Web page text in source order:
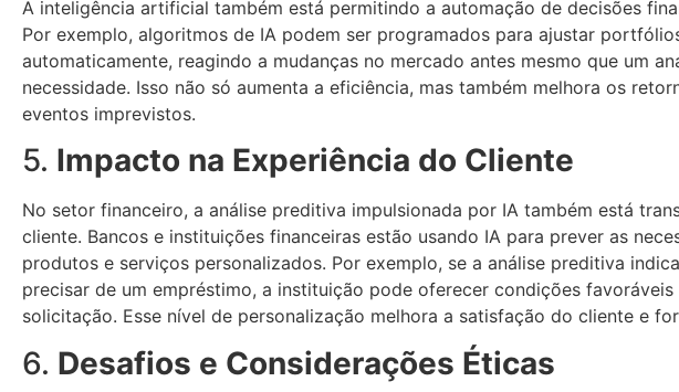
A inteligência artificial também está permitindo a automação de decisões
Por exemplo, algoritmos de IA podem ser programados para ajustar
automaticamente, reagindo a mudanças no mercado antes mesmo que um
necessidade. Isso não só aumenta a eficiência, mas também melhora os
eventos imprevistos.
5. Impacto na Experiência do Cliente
No setor financeiro, a análise preditiva impulsionada por IA também está
cliente. Bancos e instituições financeiras estão usando IA para prever as
produtos e serviços personalizados. Por exemplo, se a análise preditiva
precisar de um empréstimo, a instituição pode oferecer condições
solicitação. Esse nível de personalização melhora a satisfação do cliente e
6. Desafios e Considerações Éticas